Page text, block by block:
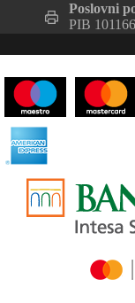
Poslovni
PIB